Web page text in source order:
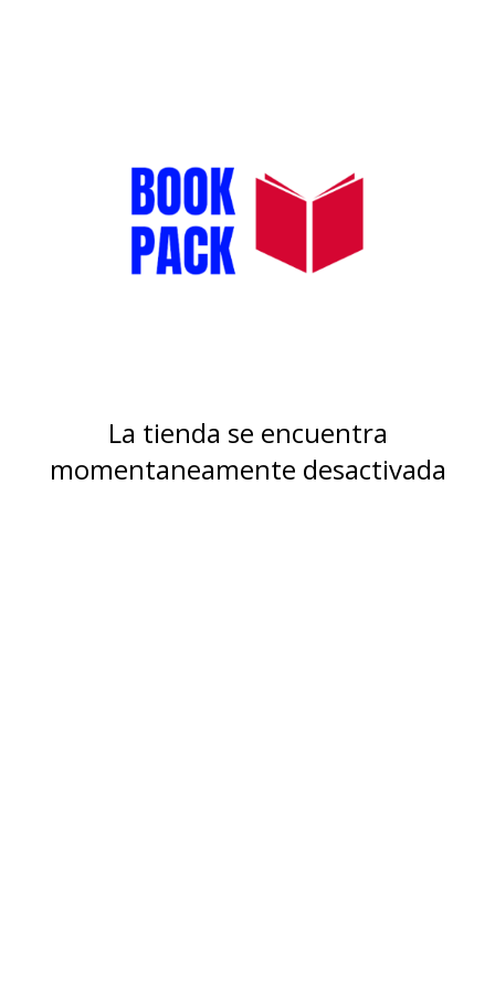
La tienda se encuentra
momentaneamente desactivada